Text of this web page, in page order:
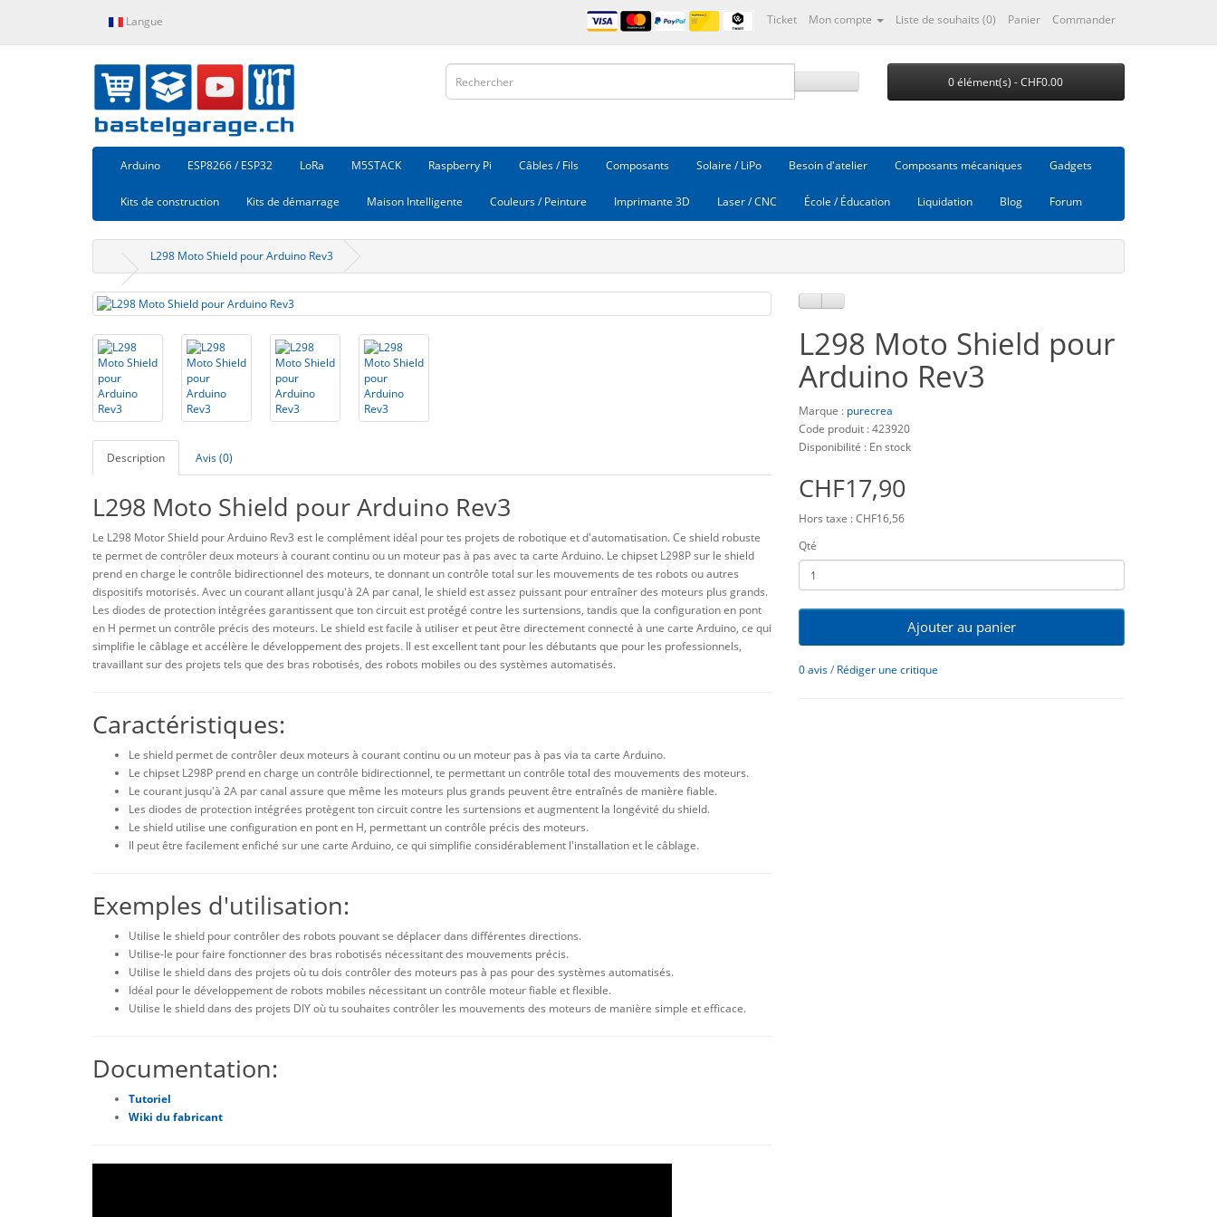
Langue Ticket Mon compte Liste de souhaits (0) Panier Commander
0 élément(s) - CHF0.00
Arduino ESP8266 / ESP32 LoRa M5STACK Raspberry Pi Câbles / Fils Composants Solaire / LiPo Besoin d'atelier Composants mécaniques Gadgets
Kits de construction Kits de démarrage Maison Intelligente Couleurs / Peinture Imprimante 3D Laser / CNC École / Éducation Liquidation Blog Forum
L298 Moto Shield pour Arduino Rev3
Description Avis (0)
L298 Moto Shield pour Arduino Rev3
Le L298 Motor Shield pour Arduino Rev3 est le complément idéal pour tes projets de robotique et d'automatisation. Ce shield robuste
te permet de contrôler deux moteurs à courant continu ou un moteur pas à pas avec ta carte Arduino. Le chipset L298P sur le shield
prend en charge le contrôle bidirectionnel des moteurs, te donnant un contrôle total sur les mouvements de tes robots ou autres
dispositifs motorisés. Avec un courant allant jusqu'à 2A par canal, le shield est assez puissant pour entraîner des moteurs plus grands.
Les diodes de protection intégrées garantissent que ton circuit est protégé contre les surtensions, tandis que la configuration en pont
en H permet un contrôle précis des moteurs. Le shield est facile à utiliser et peut être directement connecté à une carte Arduino, ce qui
simplifie le câblage et accélère le développement des projets. Il est excellent tant pour les débutants que pour les professionnels,
travaillant sur des projets tels que des bras robotisés, des robots mobiles ou des systèmes automatisés.
Caractéristiques:
Le shield permet de contrôler deux moteurs à courant continu ou un moteur pas à pas via ta carte Arduino.
Le chipset L298P prend en charge un contrôle bidirectionnel, te permettant un contrôle total des mouvements des moteurs.
Le courant jusqu'à 2A par canal assure que même les moteurs plus grands peuvent être entraînés de manière fiable.
Les diodes de protection intégrées protègent ton circuit contre les surtensions et augmentent la longévité du shield.
Le shield utilise une configuration en pont en H, permettant un contrôle précis des moteurs.
Il peut être facilement enfiché sur une carte Arduino, ce qui simplifie considérablement l'installation et le câblage.
Exemples d'utilisation:
Utilise le shield pour contrôler des robots pouvant se déplacer dans différentes directions.
Utilise-le pour faire fonctionner des bras robotisés nécessitant des mouvements précis.
Utilise le shield dans des projets où tu dois contrôler des moteurs pas à pas pour des systèmes automatisés.
Idéal pour le développement de robots mobiles nécessitant un contrôle moteur fiable et flexible.
Utilise le shield dans des projets DIY où tu souhaites contrôler les mouvements des moteurs de manière simple et efficace.
Documentation:
Tutoriel
Wiki du fabricant
L298 Moto Shield pour
Arduino Rev3
Marque : purecrea
Code produit : 423920
Disponibilité : En stock
CHF17,90
Hors taxe : CHF16,56
Qté
Ajouter au panier
0 avis/ Rédiger une critique